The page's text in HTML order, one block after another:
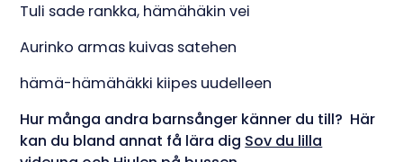
Tuli sade rankka, hämähäkin vei
Aurinko armas kuivas satehen
hämä-hämähäkki kiipes uudelleen
Hur många andra barnsånger känner du till? Här
kan du bland annat få lära dig Sov du lilla